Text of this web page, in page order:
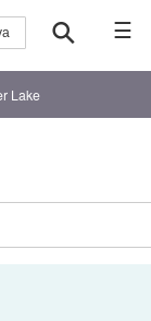
☰
Lake